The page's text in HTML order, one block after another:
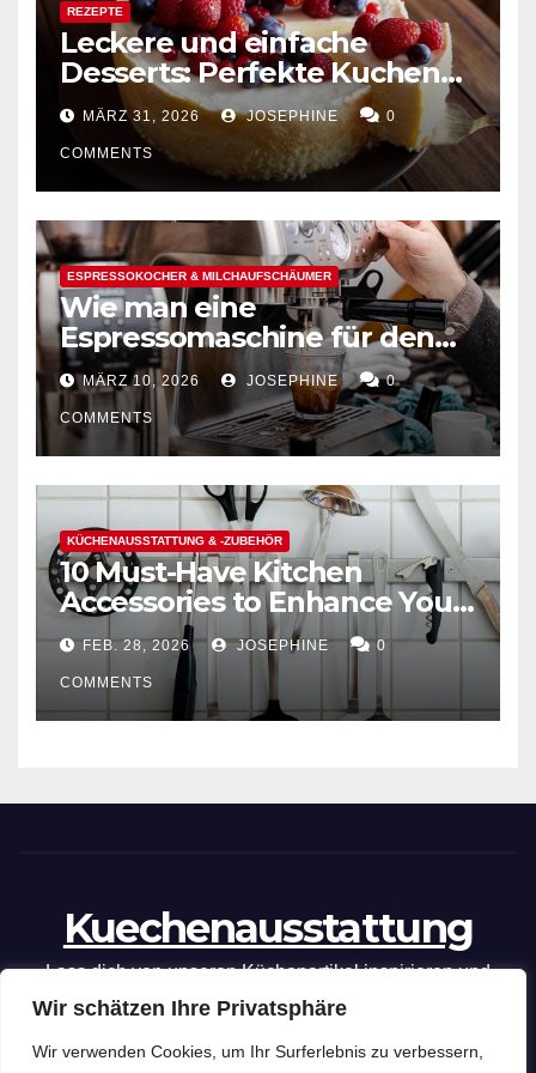
Wir schätzen Ihre Privatsphäre
Wir verwenden Cookies, um Ihr Surferlebnis zu verbessern,
REZEPTE
Leckere und einfache
Desserts: Perfekte Kuchen
mühelos backen
MÄRZ 31, 2026 JOSEPHINE 0
COMMENTS
ESPRESSOKOCHER & MILCHAUFSCHÄUMER
Wie man eine
Espressomaschine für den
Hausgebrauch auswählt
MÄRZ 10, 2026 JOSEPHINE 0
COMMENTS
KÜCHENAUSSTATTUNG & -ZUBEHÖR
10 Must-Have Kitchen
Accessories to Enhance Your
Cooking Efficiency
FEB. 28, 2026 JOSEPHINE 0
COMMENTS
Kuechenausstattung
Lass dich von unseren Küchenartikel inspirieren und
optimiere deine kulinarischen Fähigkeiten mit unseren
praktischen Tipps und Tricks.